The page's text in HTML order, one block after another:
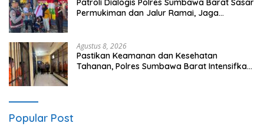
Patroli Dialogis Polres Sumbawa Barat Sasar
Permukiman dan Jalur Ramai, Jaga
Agustus 8, 2026
Pastikan Keamanan dan Kesehatan
Tahanan, Polres Sumbawa Barat Intensifkan
Popular Post